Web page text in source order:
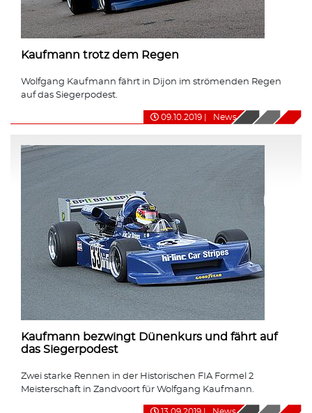
Kaufmann trotz dem Regen
Wolfgang Kaufmann fährt in Dijon im strömenden Regen
auf das Siegerpodest.
09.10.2019 News
Kaufmann bezwingt Dünenkurs und fährt auf
das Siegerpodest
Zwei starke Rennen in der Historischen FIA Formel 2
Meisterschaft in Zandvoort für Wolfgang Kaufmann.